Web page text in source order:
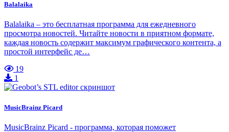
Balalaika
Balalaika – это бесплатная программа для ежедневного
просмотра новостей. Читайте новости в приятном формате,
каждая новость содержит максимум графического контента, а
простой интерфейс де…
19
1
MusicBrainz Picard
MusicBrainz Picard - программа, которая поможет